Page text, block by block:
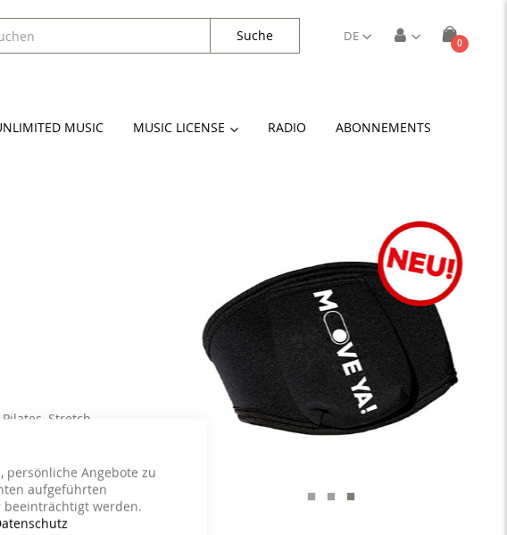
persönliche Angebote zu
aufgeführten
beeinträchtigt werden.
Cart
0Artikel
DE
Suche
MUSIC MUSIC LICENSE RADIO ABONNEMENTS
Stretch,